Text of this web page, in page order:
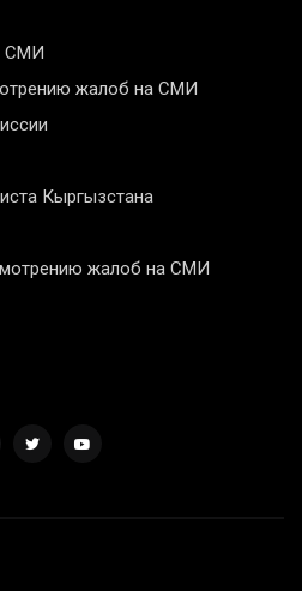
СМИ
жалоб на СМИ
Кыргызстана
жалоб на СМИ